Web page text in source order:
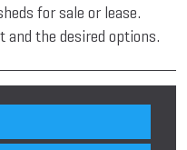
for sale or lease.
the desired options.